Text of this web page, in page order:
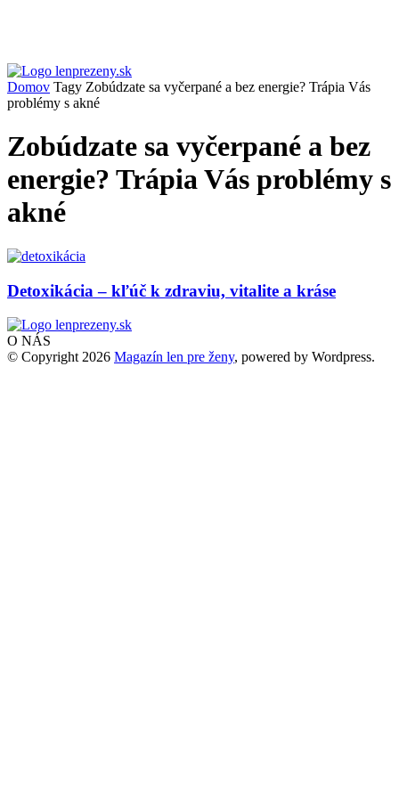
Domov Tagy Zobúdzate sa vyčerpané a bez energie? Trápia Vás
problémy s akné
Zobúdzate sa vyčerpané a bez
energie? Trápia Vás problémy s
akné
Detoxikácia – kľúč k zdraviu, vitalite a kráse
O NÁS
© Copyright 2026 Magazín len pre ženy, powered by Wordpress.